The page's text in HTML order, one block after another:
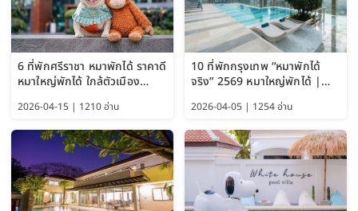
6 ที่พักศรีราชา หมาพักได้ ราคาดี
หมาใหญ่พักได้ ใกล้ตัวเมือง
2026-04-15 | 1210 อ่าน
10 ที่พักกรุงเทพ “หมาพักได้
จริง” 2569 หมาใหญ่พักได้ |
Pet Friendly Hotel
Bangkok อัปเดตล่าสุด
2026-04-05 | 1254 อ่าน